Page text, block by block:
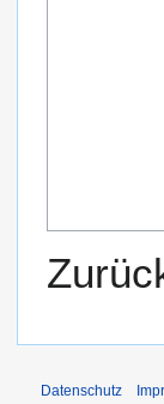
Datenschutz